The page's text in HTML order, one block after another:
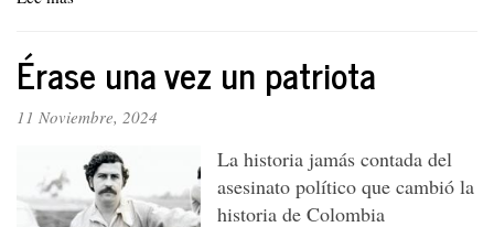
está
más
viva
nunca
Érase una vez un patriota
11 Noviembre, 2024
La historia jamás contada del
asesinato político que cambió la
historia de Colombia